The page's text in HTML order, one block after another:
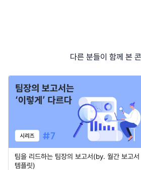
다른 분들이 함께 본
팀을 리드하는 팀장의 보고서(by. 월간 보고서
템플릿)